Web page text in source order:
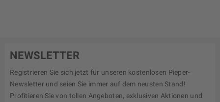
NEWSLETTER
Registrieren Sie sich jetzt für unseren kostenlosen Pieper-
Newsletter und seien Sie immer auf dem neusten Stand!
Profitieren Sie von tollen Angeboten, exklusiven Aktionen und